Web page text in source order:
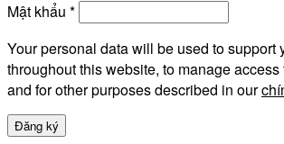
Mật khẩu *
Your personal data will be used to support
throughout this website, to manage access
and for other purposes described in our
Đăng ký